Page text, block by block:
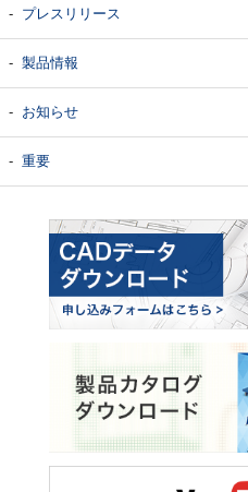
プレスリリース
製品情報
お知らせ
重要